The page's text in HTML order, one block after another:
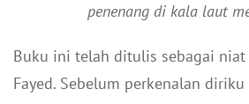
penenang di kala laut
Buku ini telah ditulis sebagai niat
Fayed. Sebelum perkenalan